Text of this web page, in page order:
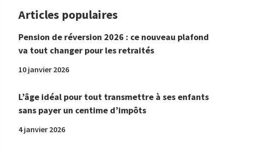
Articles populaires
Pension de réversion 2026 : ce nouveau plafond
va tout changer pour les retraités
10 janvier 2026
L’âge idéal pour tout transmettre à ses enfants
sans payer un centime d’impôts
4 janvier 2026